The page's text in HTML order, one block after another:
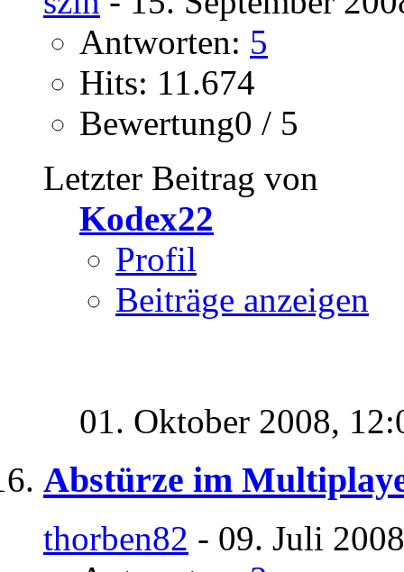
Antworten: 5
Hits: 11.674
Bewertung0 / 5
Letzter Beitrag von
Kodex22
Profil
Beiträge anzeigen
01. Oktober 2008,
Abstürze im
thorben82 - 09. Juli